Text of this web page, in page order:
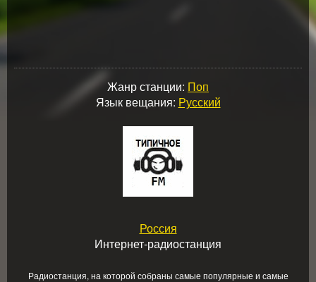
Жанр станции: Поп
Язык вещания: Русский
Россия
Интернет-радиостанция
Радиостанция, на которой собраны самые популярные и самые